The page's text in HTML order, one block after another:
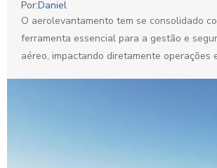
Por:Daniel
O aerolevantamento tem se consolidado
ferramenta essencial para a gestão e
aéreo, impactando diretamente operações